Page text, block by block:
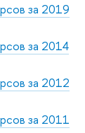
за 2019
за 2014
за 2012
за 2011